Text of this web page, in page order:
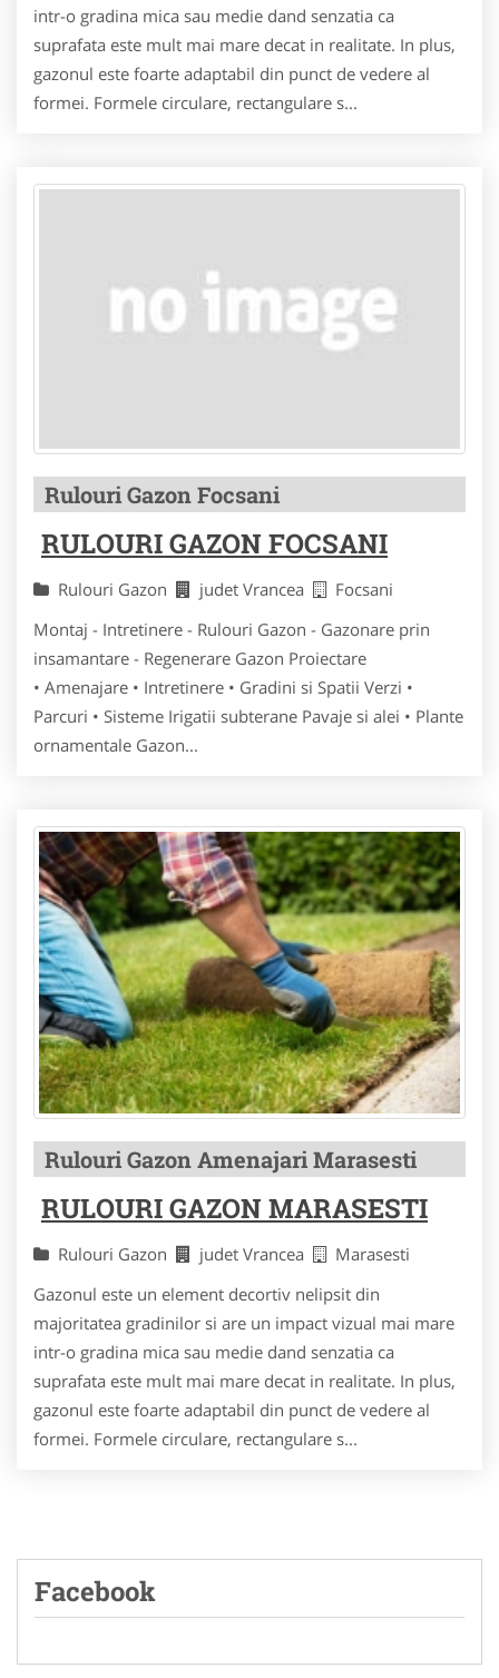
intr-o gradina mica sau medie dand senzatia ca
suprafata este mult mai mare decat in realitate. In plus,
gazonul este foarte adaptabil din punct de vedere al
formei. Formele circulare, rectangulare s...
Rulouri Gazon Focsani
RULOURI GAZON FOCSANI
Rulouri Gazon judet Vrancea
Focsani
Montaj - Intretinere - Rulouri Gazon - Gazonare prin
insamantare - Regenerare Gazon Proiectare
• Amenajare • Intretinere • Gradini si Spatii Verzi •
Parcuri • Sisteme Irigatii subterane Pavaje si alei • Plante
ornamentale Gazon...
Rulouri Gazon Amenajari Marasesti
RULOURI GAZON MARASESTI
Rulouri Gazon judet Vrancea
Marasesti
Gazonul este un element decortiv nelipsit din
majoritatea gradinilor si are un impact vizual mai mare
intr-o gradina mica sau medie dand senzatia ca
suprafata este mult mai mare decat in realitate. In plus,
gazonul este foarte adaptabil din punct de vedere al
formei. Formele circulare, rectangulare s...
Facebook